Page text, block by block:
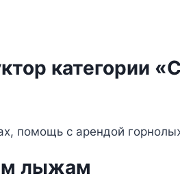
категории
помощь с арендой
лыжам